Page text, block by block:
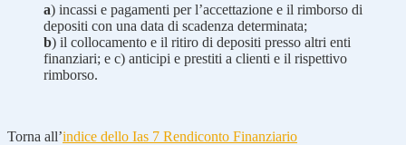
a) incassi e pagamenti per l’accettazione e il rimborso di
depositi con una data di scadenza determinata;
b) il collocamento e il ritiro di depositi presso altri enti
finanziari; e c) anticipi e prestiti a clienti e il rispettivo
rimborso.
Torna all’indice dello Ias 7 Rendiconto Finanziario